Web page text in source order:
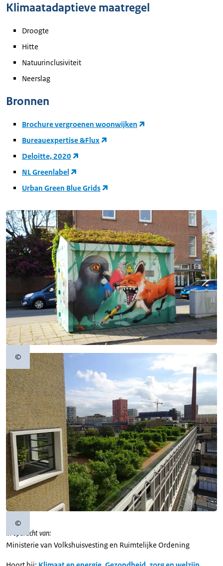
Klimaatadaptieve maatregel
Droogte
Hitte
Natuurinclusiviteit
Neerslag
Bronnen
Brochure vergroenen woonwijken
Bureauexpertise &Flux
Deloitte, 2020
NL Greenlabel
Urban Green Blue Grids
©Copyrightinformatie
©Copyrightinformatie
In opdracht van:
Ministerie van Volkshuisvesting en Ruimtelijke Ordening